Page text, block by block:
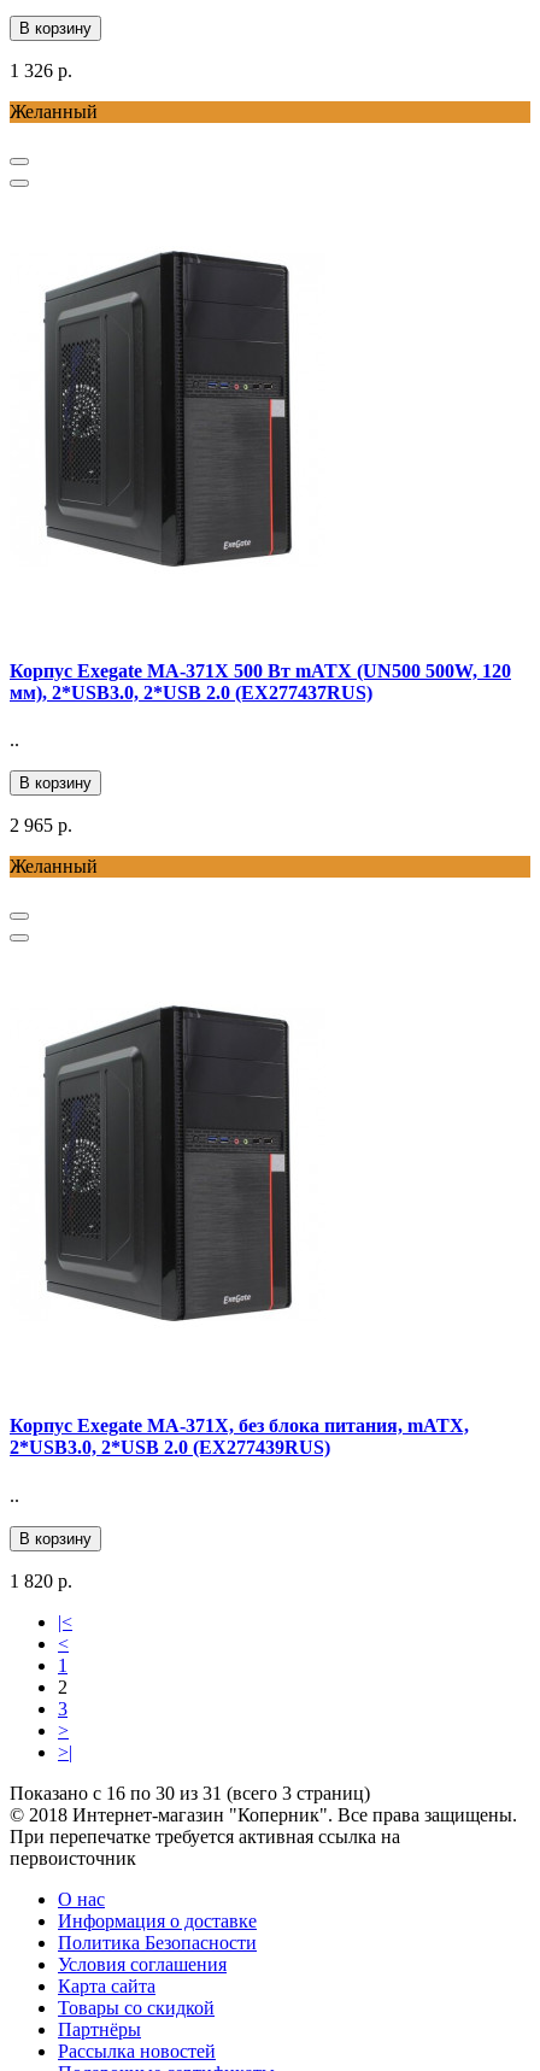
В корзину
1 326 р.
Желанный
Корпус Exegate MA-371X 500 Вт mATX (UN500 500W, 120
мм), 2*USB3.0, 2*USB 2.0 (EX277437RUS)
..
В корзину
2 965 р.
Желанный
Корпус Exegate MA-371X, без блока питания, mATX,
2*USB3.0, 2*USB 2.0 (EX277439RUS)
..
В корзину
1 820 р.
|<
<
1
2
3
>
>|
Показано с 16 по 30 из 31 (всего 3 страниц)
© 2018 Интернет-магазин "Коперник". Все права защищены.
При перепечатке требуется активная ссылка на
первоисточник
О нас
Информация о доставке
Политика Безопасности
Условия соглашения
Карта сайта
Товары со скидкой
Партнёры
Рассылка новостей